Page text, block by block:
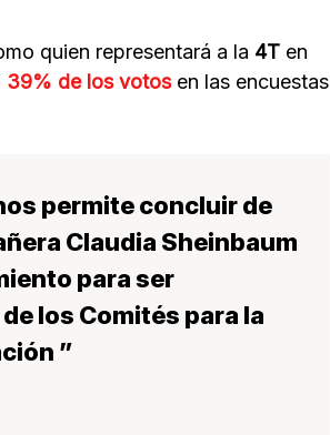
quien representará a la 4T en
39% de los votos en las encuestas
permite concluir de
Claudia Sheinbaum
para ser
los Comités para la
”